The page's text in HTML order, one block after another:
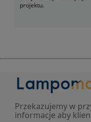
projektu.
Przekazujemy w
informacje aby